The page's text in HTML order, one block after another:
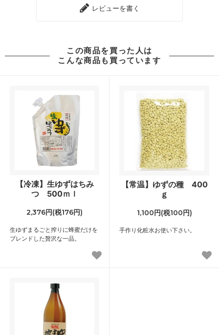
レビューを書く
この商品を買った人は
こんな商品も買っています
【冷凍】生ゆずはちみ
つ 500ｍｌ
2,376円(税176円)
生ゆずまるごと搾りに蜂蜜だけを
ブレンドした贅沢な一品。
【常温】ゆずの種 400
ｇ
1,100円(税100円)
手作り化粧水お使い下さい。